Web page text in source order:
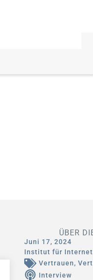
ÜBER
Juni 17, 2024
Institut für
Vertrauen,
Interview